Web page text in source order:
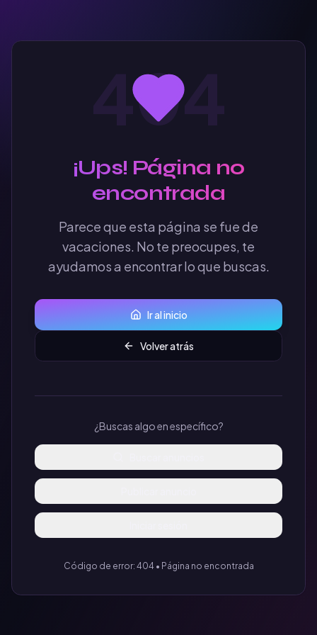
404
¡Ups! Página no
encontrada
Parece que esta página se fue de
vacaciones. No te preocupes, te
ayudamos a encontrar lo que buscas.
Ir al inicio
Volver atrás
¿Buscas algo en específico?
Código de error: 404 • Página no encontrada